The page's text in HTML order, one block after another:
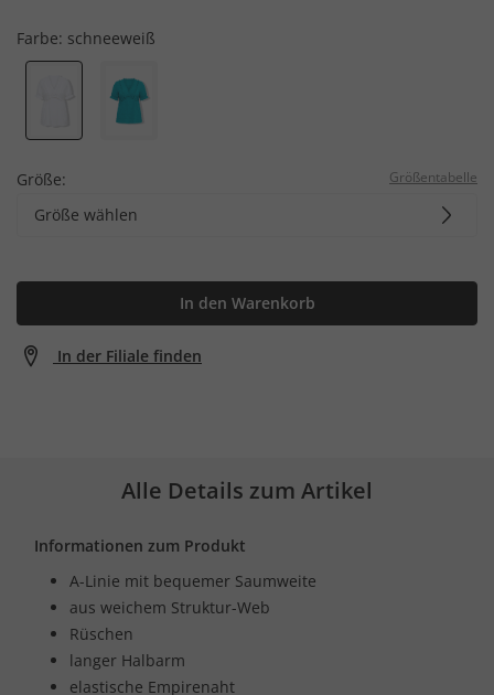
Farbe: schneeweiß
Größe: Größentabelle
Größe wählen
In den Warenkorb
In der Filiale finden
Alle Details zum Artikel
Informationen zum Produkt
A-Linie mit bequemer Saumweite
aus weichem Struktur-Web
Rüschen
langer Halbarm
elastische Empirenaht